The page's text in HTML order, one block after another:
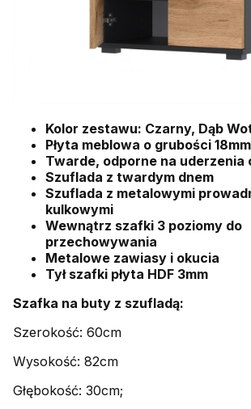
Kolor zestawu: Czarny, Dąb
Płyta meblowa o grubości
Twarde, odporne na uderzenia
Szuflada z twardym dnem
Szuflada z metalowymi
kulkowymi
Wewnątrz szafki 3 poziomy do
przechowywania
Metalowe zawiasy i okucia
Tył szafki płyta HDF 3mm
Szafka na buty z szufladą:
Szerokość: 60cm
Wysokość: 82cm
Głębokość: 30cm;